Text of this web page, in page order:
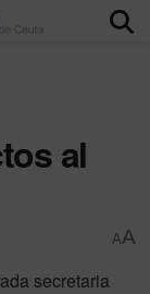
al
AA
secretaria